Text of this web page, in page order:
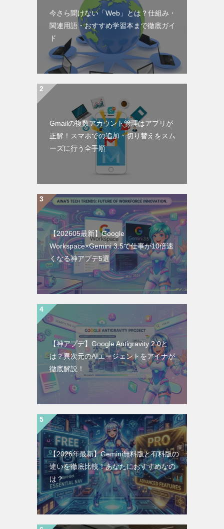
今さら聞けない「Web」とは？仕組み・
関連用語・おすすめ学習本まで徹底ガイ
ド
Gmailの複数アカウント管理はアプリが
正解！スマホでの追加・切り替えをスム
ーズに行う全手順
【202605最新】Google
Workspace×Gemini 3.5で仕事が10倍速
くなる神アプデ5選
【神アプデ】Google Antigravity 2.0と
は？異次元のAIエージェントをアイナが
徹底解説！
【2026年最新】Gemini無料版と有料版の
違いを徹底比較！あなたにおすすめなの
は？